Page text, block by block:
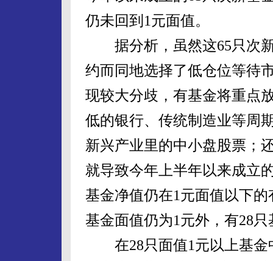
仍未回到1元面值。
据分析，虽然这65只次新
约而同地选择了低仓位等待
现较大分歧，有基金将重点
低的银行、传统制造业等周
新兴产业里的中小盘股票；
就导致今年上半年以来成立
基金净值仍在1元面值以下
基金面值仍为1元外，有28
在28只面值1元以上基金